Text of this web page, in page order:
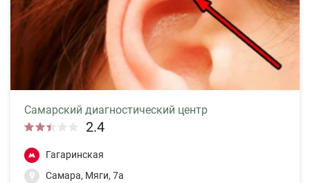
Самарский диагностический центр
2.4
Гагаринская
Самара, Мяги, 7а